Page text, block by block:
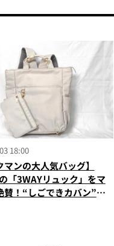
18:00
マンの大人気バッグ】
「3WAYリュック」をマ
賛！“しごできカバン”が
評判以上に優秀だった